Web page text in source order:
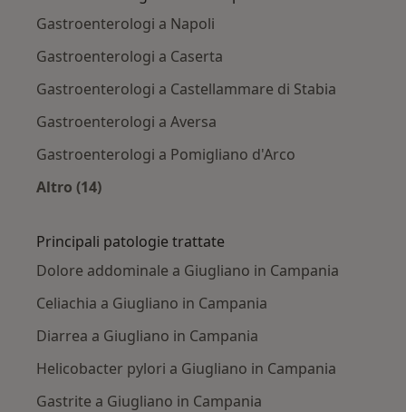
Gastroenterologi a Napoli
Gastroenterologi a Caserta
Gastroenterologi a Castellammare di Stabia
Gastroenterologi a Aversa
Gastroenterologi a Pomigliano d'Arco
Altro (14)
Principali patologie trattate
Dolore addominale a Giugliano in Campania
Celiachia a Giugliano in Campania
Diarrea a Giugliano in Campania
Helicobacter pylori a Giugliano in Campania
Gastrite a Giugliano in Campania